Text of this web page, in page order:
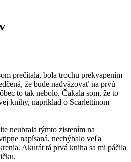
prečítala, bola trochu prekvapením
že bude nadväzovať na prvú
to tak nebolo. Čakala som, že to
knihy, napríklad o Scarlettinom
neubrala týmto zistením na
napísaná, nechýbalo veľa
Akurát tá prvá kniha sa mi páčila